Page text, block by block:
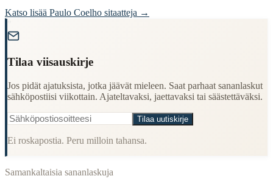
Katso lisää Paulo Coelho sitaatteja →
Tilaa viisauskirje
Jos pidät ajatuksista, jotka jäävät mieleen. Saat parhaat sananlaskut
sähköpostiisi viikottain. Ajateltavaksi, jaettavaksi tai säästettäväksi.
Tilaa uutiskirje
Ei roskapostia. Peru milloin tahansa.
Samankaltaisia sananlaskuja